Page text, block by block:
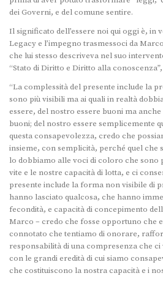
dei Governi, e del comune sentire.
Il significato dell’essere noi qui oggi è, in
Legacy e l’impegno trasmessoci da
che lui stesso descriveva nel suo
“Stato di Diritto e Diritto alla
“La complessità del presente include la
sono più visibili ma ai quali in realtà
essere, del nostro essere buoni ma
buoni; del nostro essere semplicemente
questa consapevolezza, credo che
insieme, con semplicità, perché quel che
lo dobbiamo alle voci di coloro che sono
vite e le nostre capacità di lotta, e ci
presente include la forma non visibile di
hanno lasciato qualcosa, che hanno
fecondità, e capacità di concepimento
Marco – credo che fosse opportuno che
connotato che tentiamo di onorare,
responsabilità di una compresenza che
con le grandi eredità di cui siamo
che costituiscono la nostra capacità e i